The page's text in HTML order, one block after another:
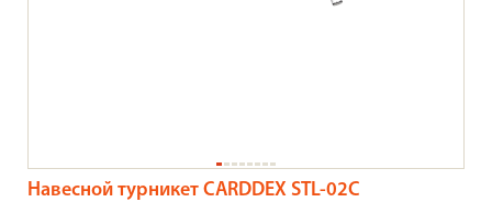
Навесной турникет CARDDEX STL-02C